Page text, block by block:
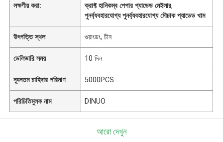
লক্ষণীয় করা:
ক্রাফ্ট হানিকম্ব পেপার প্যাডেড মেইলার,
পুনর্ব্যবহারযোগ্য পুনর্ব্যবহারযোগ্য মৌচাক প্যাডেড খাম
উৎপত্তি স্থল গুয়াংডং, চীন
ডেলিভারি সময় 10 দিন
ন্যূনতম চাহিদার পরিমাণ 5000PCS
পরিচিতিমুলক নাম DINUO
আরো দেখুন